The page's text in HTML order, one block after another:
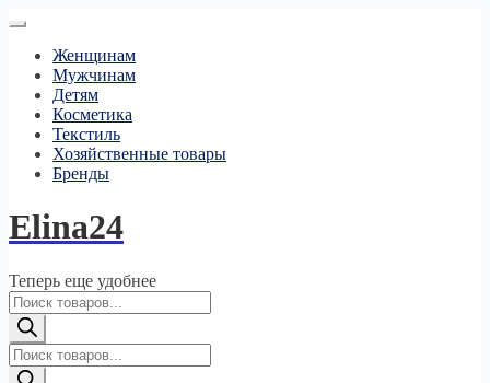
Женщинам
Мужчинам
Детям
Косметика
Текстиль
Хозяйственные товары
Бренды
Elina24
Теперь еще удобнее
Поиск
товаров
Поиск
товаров